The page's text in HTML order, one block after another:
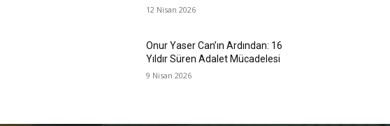
12 Nisan 2026
Onur Yaser Can’ın Ardından: 16
Yıldır Süren Adalet Mücadelesi
9 Nisan 2026